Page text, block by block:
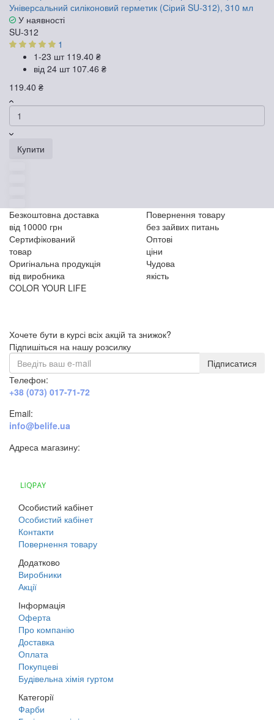
Універсальний силіконовий герметик (Сірий SU-312), 310 мл
У наявності
SU-312
1
1-23 шт 119.40 ₴
від 24 шт 107.46 ₴
119.40 ₴
Купити
Безкоштовна доставка
від 10000 грн
Повернення товару
без зайвих питань
Сертифікований
товар
Оптові
ціни
Оригінальна продукція
від виробника
Чудова
якість
COLOR YOUR LIFE
Хочете бути в курсі всіх акцій та знижок?
Підпишіться на нашу розсилку
Підписатися
Телефон:
+38 (073) 017-71-72
Email:
info@belife.ua
Адреса магазину:
Особистий кабінет
Особистий кабінет
Контакти
Повернення товару
Додатково
Виробники
Акції
Інформація
Оферта
Про компанію
Доставка
Оплата
Покупцеві
Будівельна хімія гуртом
Категорії
Фарби